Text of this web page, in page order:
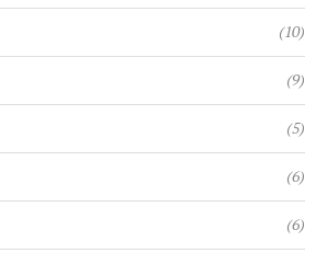
(10)
(9)
(5)
(6)
(6)